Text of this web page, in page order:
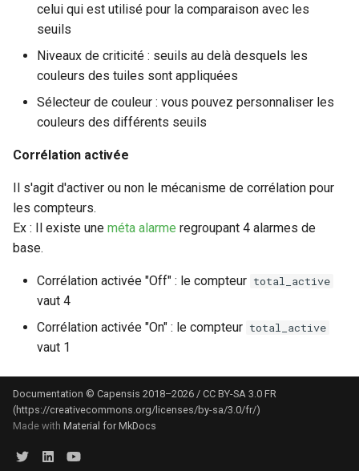
celui qui est utilisé pour la comparaison avec les
seuils
Niveaux de criticité : seuils au delà desquels les
couleurs des tuiles sont appliquées
Sélecteur de couleur : vous pouvez personnaliser les
couleurs des différents seuils
Corrélation activée
Il s'agit d'activer ou non le mécanisme de corrélation pour
les compteurs.
Ex : Il existe une méta alarme regroupant 4 alarmes de
base.
Corrélation activée "Off" : le compteur total_active
vaut 4
Corrélation activée "On" : le compteur total_active
vaut 1
Documentation © Capensis 2018–2026 / CC BY-SA 3.0 FR
(https://creativecommons.org/licenses/by-sa/3.0/fr/)
Made with Material for MkDocs